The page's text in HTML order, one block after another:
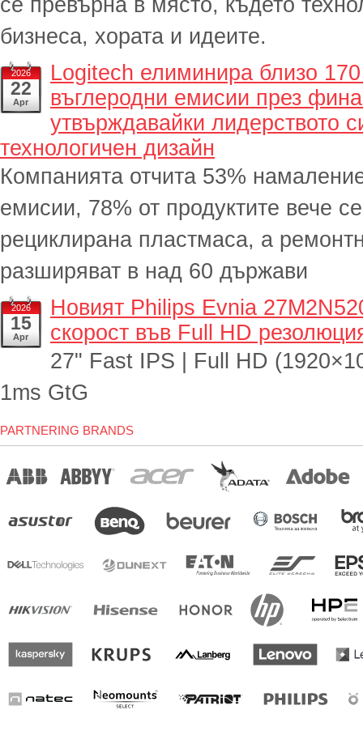
се превърна в място, където
бизнеса, хората и идеите.
2026
22
Apr
Logitech елиминира близо
въглеродни емисии през
утвърждавайки лидерството
технологичен дизайн
Компанията отчита 53%
емисии, 78% от продуктите вече
рециклирана пластмаса, а
разширяват в над 60 държави
2026
15
Apr
Новият Philips Evnia
скорост във Full HD
27" Fast IPS | Full HD
1ms GtG
PARTNERING BRANDS